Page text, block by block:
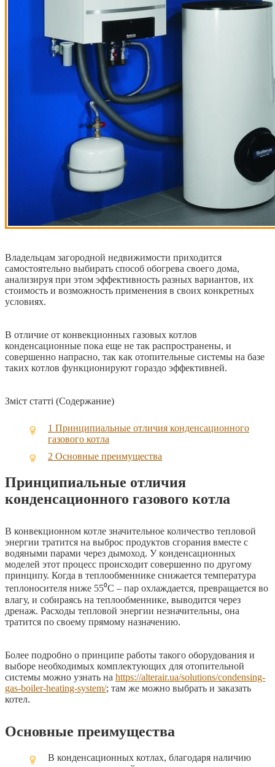
Владельцам загородной недвижимости приходится
самостоятельно выбирать способ обогрева своего дома,
анализируя при этом эффективность разных вариантов, их
стоимость и возможность применения в своих конкретных
условиях.
В отличие от конвекционных газовых котлов
конденсационные пока еще не так распространены, и
совершенно напрасно, так как отопительные системы на базе
таких котлов функционируют гораздо эффективней.
Зміст статті (Содержание)
1 Принципиальные отличия конденсационного
газового котла
2 Основные преимущества
Принципиальные отличия
конденсационного газового котла
В конвекционном котле значительное количество тепловой
энергии тратится на выброс продуктов сгорания вместе с
водяными парами через дымоход. У конденсационных
моделей этот процесс происходит совершенно по другому
принципу. Когда в теплообменнике снижается температура
теплоносителя ниже 55⁰С – пар охлаждается, превращается во
влагу, и собираясь на теплообменнике, выводится через
дренаж. Расходы тепловой энергии незначительны, она
тратится по своему прямому назначению.
Более подробно о принципе работы такого оборудования и
выборе необходимых комплектующих для отопительной
системы можно узнать на https://alterair.ua/solutions/condensing-
gas-boiler-heating-system/; там же можно выбрать и заказать
котел.
Основные преимущества
В конденсационных котлах, благодаря наличию